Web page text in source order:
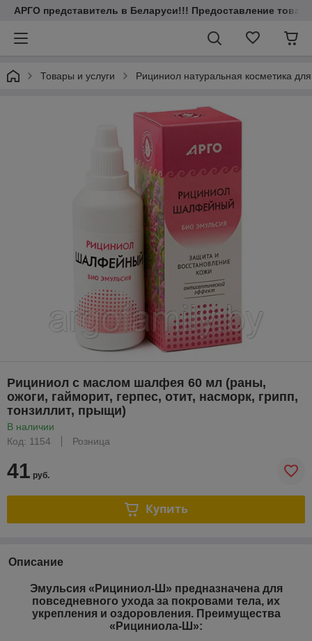
АРГО представитель в Беларуси!!! Предоставление
Товары и услуги Рициниол натуральная косметика
Рициниол с маслом шалфея 60 мл (раны,
ожоги, гайморит, герпес, отит, насморк, грипп,
тонзиллит, прыщи)
В наличии
Код: 1154
Розница
41 руб.
Купить
Описание
Эмульсия « Рициниол-Ш » предназначена для
повседневного ухода за покровами тела, их
укрепления и оздоровления. Преимущества
«Рициниола-Ш»: